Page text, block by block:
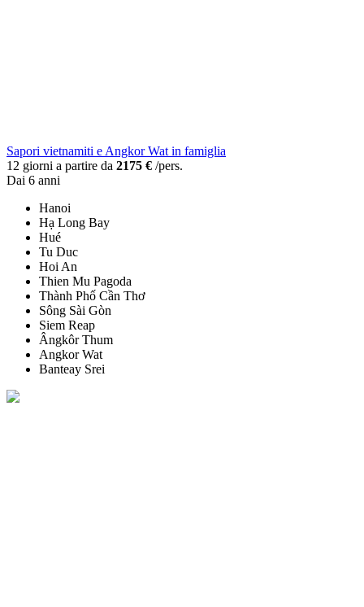
Sapori vietnamiti e Angkor Wat in famiglia
12 giorni a partire da 2175 € /pers.
Dai 6 anni
Hanoi
Hạ Long Bay
Hué
Tu Duc
Hoi An
Thien Mu Pagoda
Thành Phố Cần Thơ
Sông Sài Gòn
Siem Reap
Ângkôr Thum
Angkor Wat
Banteay Srei